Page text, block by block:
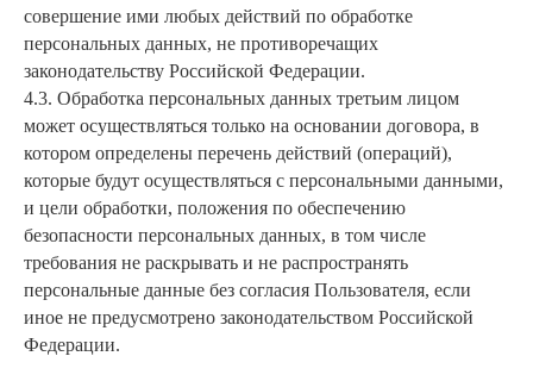
совершение ими любых действий по обработке
персональных данных, не противоречащих
законодательству Российской Федерации.
4.3. Обработка персональных данных третьим лицом
может осуществляться только на основании договора, в
котором определены перечень действий (операций),
которые будут осуществляться с персональными данными,
и цели обработки, положения по обеспечению
безопасности персональных данных, в том числе
требования не раскрывать и не распространять
персональные данные без согласия Пользователя, если
иное не предусмотрено законодательством Российской
Федерации.